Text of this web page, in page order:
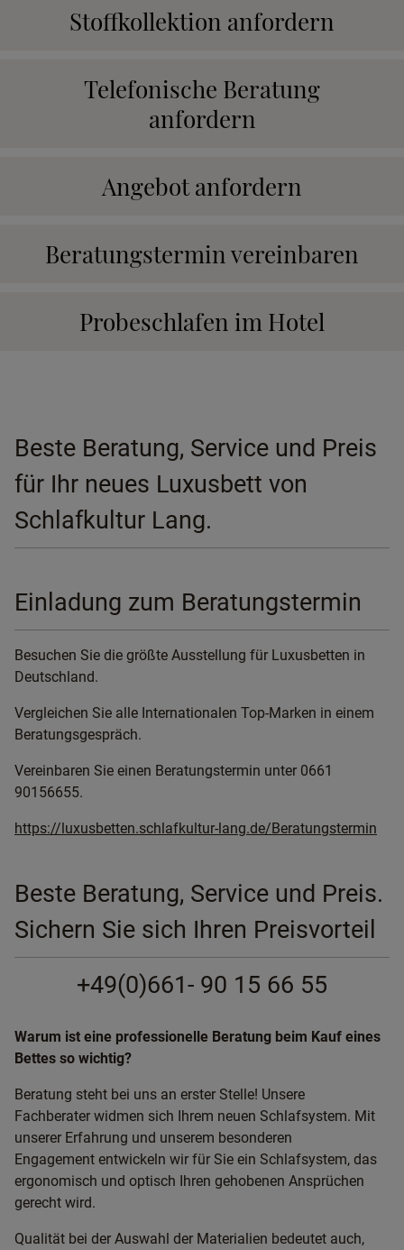
Stoffkollektion anfordern
Telefonische Beratung
anfordern
Angebot anfordern
Beratungstermin vereinbaren
Probeschlafen im Hotel
Beste Beratung, Service und Preis
für Ihr neues Luxusbett von
Schlafkultur Lang.
Einladung zum Beratungstermin
Besuchen Sie die größte Ausstellung für Luxusbetten in
Deutschland.
Vergleichen Sie alle Internationalen Top-Marken in einem
Beratungsgespräch.
Vereinbaren Sie einen Beratungstermin unter 0661
90156655.
https://luxusbetten.schlafkultur-lang.de/Beratungstermin
Beste Beratung, Service und Preis.
Sichern Sie sich Ihren Preisvorteil
+49(0)661- 90 15 66 55
Warum ist eine professionelle Beratung beim Kauf eines
Bettes so wichtig?
Beratung steht bei uns an erster Stelle! Unsere
Fachberater widmen sich Ihrem neuen Schlafsystem. Mit
unserer Erfahrung und unserem besonderen
Engagement entwickeln wir für Sie ein Schlafsystem, das
ergonomisch und optisch Ihren gehobenen Ansprüchen
gerecht wird.
Qualität bei der Auswahl der Materialien bedeutet auch,